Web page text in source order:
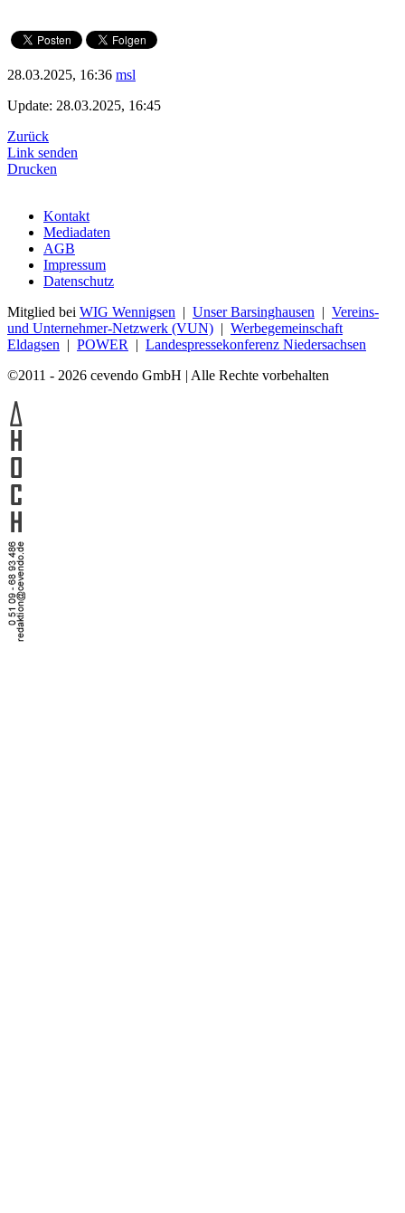
28.03.2025, 16:36 msl
Update: 28.03.2025, 16:45
Zurück
Link senden
Drucken
Kontakt
Mediadaten
AGB
Impressum
Datenschutz
Mitglied bei WIG Wennigsen | Unser Barsinghausen | Vereins-
und Unternehmer-Netzwerk (VUN) | Werbegemeinschaft
Eldagsen | POWER | Landespressekonferenz Niedersachsen
©2011 - 2026 cevendo GmbH | Alle Rechte vorbehalten